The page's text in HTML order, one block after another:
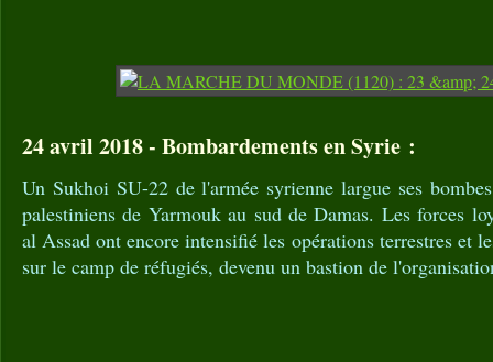
24 avril 2018 - Bombardements en Syrie :
Un Sukhoi SU-22 de l'armée syrienne largue ses
palestiniens de Yarmouk au sud de Damas. Les forces
al Assad ont encore intensifié les opérations terrestres et
sur le camp de réfugiés, devenu un bastion de